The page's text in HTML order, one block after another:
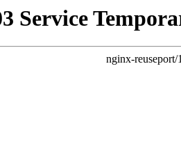
Service
nginx-reuseport/